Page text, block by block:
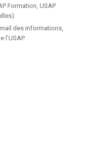
Formation, USAP
des informations,